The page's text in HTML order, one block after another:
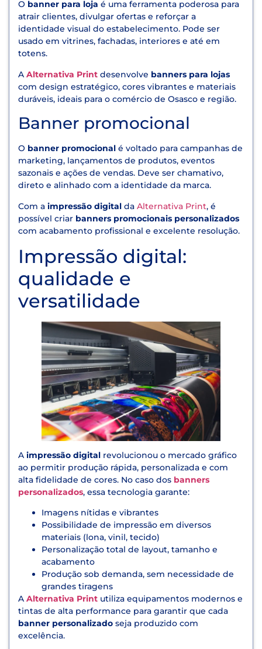
O banner para loja é uma ferramenta poderosa para
atrair clientes, divulgar ofertas e reforçar a
identidade visual do estabelecimento. Pode ser
usado em vitrines, fachadas, interiores e até em
totens.
A Alternativa Print desenvolve banners para lojas
com design estratégico, cores vibrantes e materiais
duráveis, ideais para o comércio de Osasco e região.
Banner promocional
O banner promocional é voltado para campanhas de
marketing, lançamentos de produtos, eventos
sazonais e ações de vendas. Deve ser chamativo,
direto e alinhado com a identidade da marca.
Com a impressão digital da Alternativa Print, é
possível criar banners promocionais personalizados
com acabamento profissional e excelente resolução.
Impressão digital:
qualidade e
versatilidade
A impressão digital revolucionou o mercado gráfico
ao permitir produção rápida, personalizada e com
alta fidelidade de cores. No caso dos banners
personalizados, essa tecnologia garante:
Imagens nítidas e vibrantes
Possibilidade de impressão em diversos
materiais (lona, vinil, tecido)
Personalização total de layout, tamanho e
acabamento
Produção sob demanda, sem necessidade de
grandes tiragens
A Alternativa Print utiliza equipamentos modernos e
tintas de alta performance para garantir que cada
banner personalizado seja produzido com
excelência.